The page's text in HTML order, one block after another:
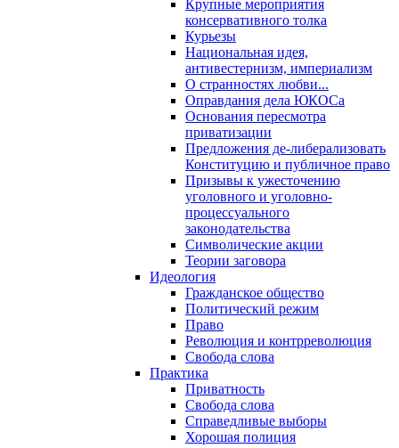
Крупные мероприятия
консервативного толка
Курьезы
Национальная идея,
антивестернизм, империализм
О странностях любви...
Оправдания дела ЮКОСа
Основания пересмотра
приватизации
Предложения де-либерализовать
Конституцию и публичное право
Призывы к ужесточению
уголовного и уголовно-
процессуального
законодательства
Символические акции
Теории заговора
Идеология
Гражданское общество
Политический режим
Право
Революция и контрреволюция
Свобода слова
Практика
Приватность
Свобода слова
Справедливые выборы
Хорошая полиция